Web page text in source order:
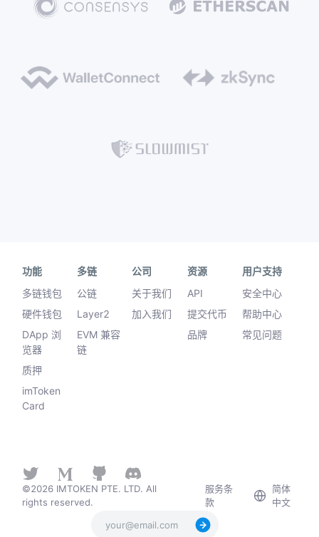
功能
多链钱包
硬件钱包
DApp 浏
览器
质押
imToken
Card
多链
公链
Layer2
EVM 兼容
链
公司
关于我们
加入我们
资源
API
提交代币
品牌
用户支持
安全中心
帮助中心
常见问题
©2026 IMTOKEN PTE. LTD. All
rights reserved.
服务条
款
简体
中文